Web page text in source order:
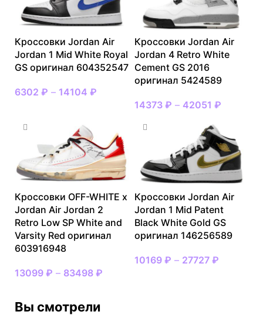
Кроссовки Jordan Air
Jordan 1 Mid White Royal
GS оригинал 604352547
6302 ₽ – 14104 ₽
Кроссовки Jordan Air
Jordan 4 Retro White
Cement GS 2016
оригинал 5424589
14373 ₽ – 42051 ₽
Кроссовки OFF-WHITE x
Jordan Air Jordan 2
Retro Low SP White and
Varsity Red оригинал
603916948
13099 ₽ – 83498 ₽
Кроссовки Jordan Air
Jordan 1 Mid Patent
Black White Gold GS
оригинал 146256589
10169 ₽ – 27727 ₽
Вы смотрели